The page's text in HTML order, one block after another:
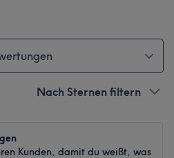
Nach Sternen filtern
Kunden, damit du weißt, was